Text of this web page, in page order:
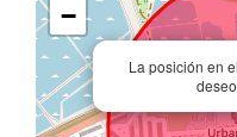
La posición en
−